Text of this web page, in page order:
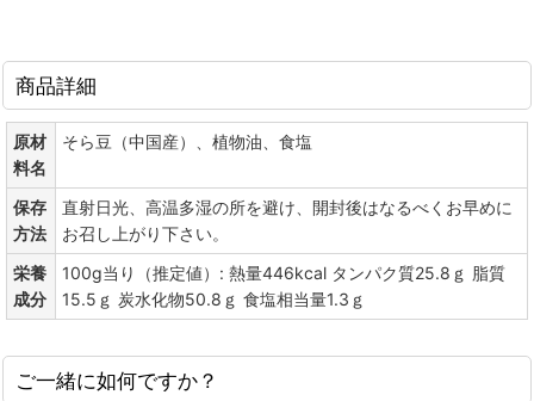
商品詳細
原材
料名
そら豆（中国産）、植物油、食塩
保存
方法
直射日光、高温多湿の所を避け、開封後はなるべくお早めに
お召し上がり下さい。
栄養
成分
100g当り（推定値）: 熱量446kcal タンパク質25.8ｇ 脂質
15.5ｇ 炭水化物50.8ｇ 食塩相当量1.3ｇ
ご一緒に如何ですか？